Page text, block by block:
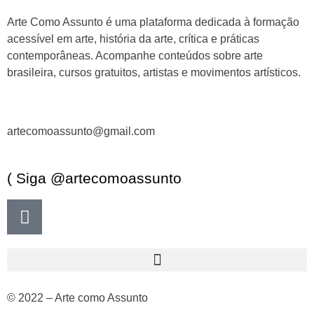
Arte Como Assunto é uma plataforma dedicada à formação
acessível em arte, história da arte, crítica e práticas
contemporâneas. Acompanhe conteúdos sobre arte
brasileira, cursos gratuitos, artistas e movimentos artísticos.
artecomoassunto@gmail.com
( Siga @artecomoassunto
© 2022 – Arte como Assunto